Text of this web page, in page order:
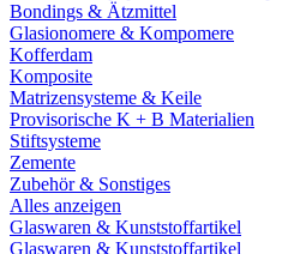
Bondings & Ätzmittel
Glasionomere & Kompomere
Kofferdam
Komposite
Matrizensysteme & Keile
Provisorische K + B Materialien
Stiftsysteme
Zemente
Zubehör & Sonstiges
Alles anzeigen
Glaswaren & Kunststoffartikel
Glaswaren & Kunststoffartikel